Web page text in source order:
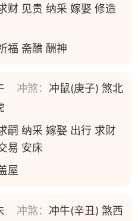
财 见贵 纳采 嫁娶 修造
福 斋醮 酬神
冲煞： 冲鼠(庚子) 煞北
嗣 纳采 嫁娶 出行 求财
易 安床
屋
冲煞： 冲牛(辛丑) 煞西